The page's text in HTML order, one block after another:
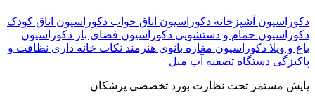
دکوراسیون آشپزخانه دکوراسیون اتاق خواب دکوراسیون اتاق کودک
دکوراسیون حمام و دستشویی دکوراسیون فضای باز دکوراسیون
باغ و ویلا دکوراسیون مغازه بانوی هنرمند نکات خانه داری نظافت و
پاکیزگی دستگاه تصفیه آب مبل
پایش مستمر تحت نظارت بورد تخصصی پزشکان